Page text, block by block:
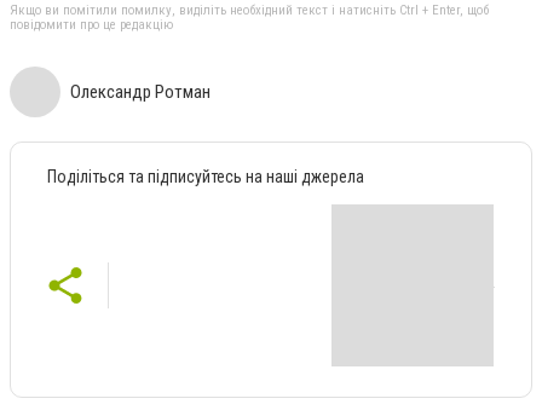
Якщо ви помітили помилку, виділіть необхідний текст і натисніть Ctrl + Enter, щоб
повідомити про це редакцію
Олександр Ротман
Поділіться та підписуйтесь на наші джерела